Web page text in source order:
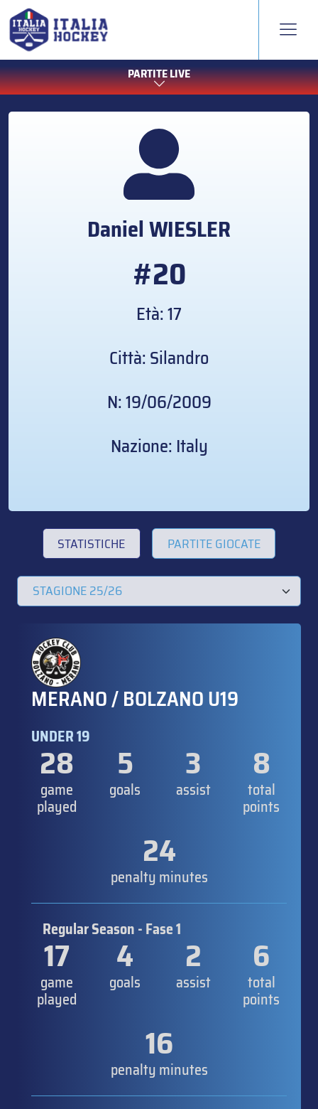
PARTITE LIVE
DanielWIESLER
#20
Età: 17
Città: Silandro
N: 19/06/2009
Nazione: Italy
STATISTICHE PARTITE GIOCATE
MERANO / BOLZANO U19
UNDER 19
28
game
played
5
goals
3
assist
8
total
points
24
penalty minutes
Regular Season - Fase 1
17
game
played
4
goals
2
assist
6
total
points
16
penalty minutes